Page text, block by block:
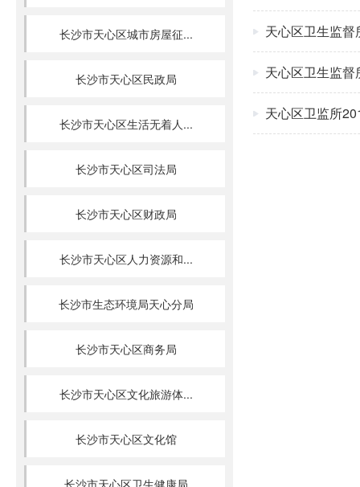
长沙市天心区城市房屋征...
长沙市天心区民政局
长沙市天心区生活无着人...
长沙市天心区司法局
长沙市天心区财政局
长沙市天心区人力资源和...
长沙市生态环境局天心分局
长沙市天心区商务局
长沙市天心区文化旅游体...
长沙市天心区文化馆
长沙市天心区卫生健康局
天心区卫生监
天心区卫生监
天心区卫监所